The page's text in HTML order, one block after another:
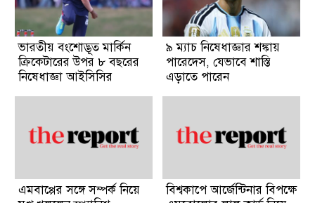
ভারতীয় বংশোদ্ভূত মার্কিন
ক্রিকেটারের উপর ৮ বছরের
নিষেধাজ্ঞা আইসিসির
৯ ম্যাচ নিষেধাজ্ঞার শঙ্কায়
পারেদেস, যেভাবে শাস্তি
এড়াতে পারেন
এমবাপ্পের সঙ্গে সম্পর্ক নিয়ে
বিশ্বকাপে আর্জেন্টিনার বিপক্ষে